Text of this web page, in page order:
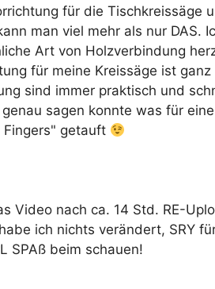
für die Tischkreissäge
man viel mehr als nur DAS.
Art von Holzverbindung
für meine Kreissäge ist
sind immer praktisch und
genau sagen konnte was für
Fingers" getauft
Video nach ca. 14 Std. RE-
ich nichts verändert, SRY
SPAß beim schauen!